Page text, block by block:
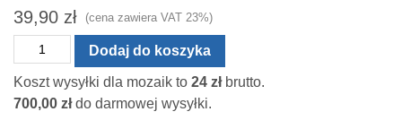
39,90 zł (cena zawiera VAT 23%)
ilość
MOZAIKA
CERAMICZNA
ARABESKA
Dodaj do koszyka
Koszt wysyłki dla mozaik to 24 złbrutto.
700,00 złdo darmowej wysyłki.